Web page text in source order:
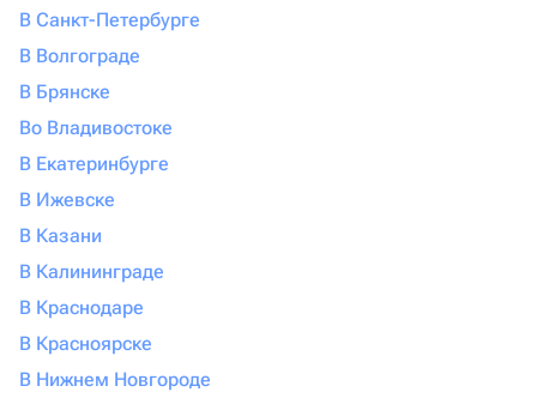
В Санкт-Петербурге
В Волгограде
В Брянске
Во Владивостоке
В Екатеринбурге
В Ижевске
В Казани
В Калининграде
В Краснодаре
В Красноярске
В Нижнем Новгороде